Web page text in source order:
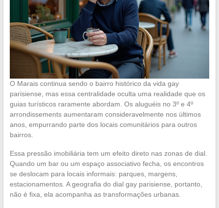
O Marais continua sendo o bairro histórico da vida gay
parisiense, mas essa centralidade oculta uma realidade que os
guias turísticos raramente abordam. Os aluguéis no 3º e 4º
arrondissements aumentaram consideravelmente nos últimos
anos, empurrando parte dos locais comunitários para outros
bairros.
Essa pressão imobiliária tem um efeito direto nas zonas de dial.
Quando um bar ou um espaço associativo fecha, os encontros
se deslocam para locais informais: parques, margens,
estacionamentos. A geografia do dial gay parisiense, portanto,
não é fixa, ela acompanha as transformações urbanas.